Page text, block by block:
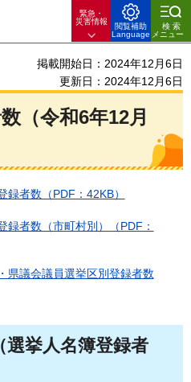
緊急・
災害情報
閲覧補助
Language
検索
メニュー
掲載開始日：2024年12月6日
更新日：2024年12月6日
（令和6年12月
録者数（PDF：42KB）
録者数（市町村別）（PDF：
県議会議員選挙区別登録者数
選挙人名簿登録者